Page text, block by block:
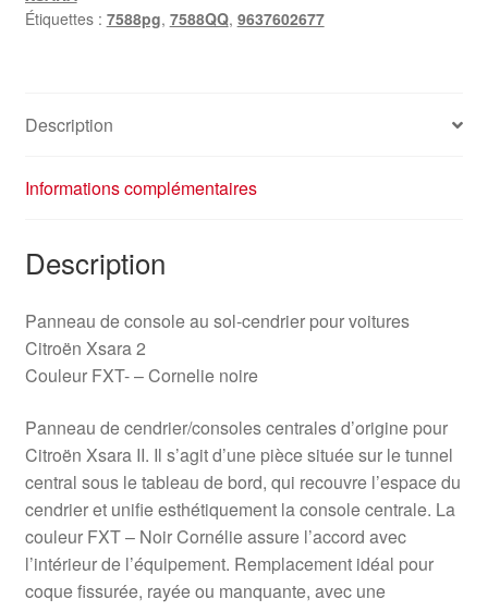
Étiquettes : 7588pg, 7588QQ, 9637602677
Description
Informations complémentaires
Description
Panneau de console au sol-cendrier pour voitures
Citroën Xsara 2
Couleur FXT- – Cornelie noire
Panneau de cendrier/consoles centrales d’origine pour
Citroën Xsara II. Il s’agit d’une pièce située sur le tunnel
central sous le tableau de bord, qui recouvre l’espace du
cendrier et unifie esthétiquement la console centrale. La
couleur FXT – Noir Cornélie assure l’accord avec
l’intérieur de l’équipement. Remplacement idéal pour
coque fissurée, rayée ou manquante, avec une